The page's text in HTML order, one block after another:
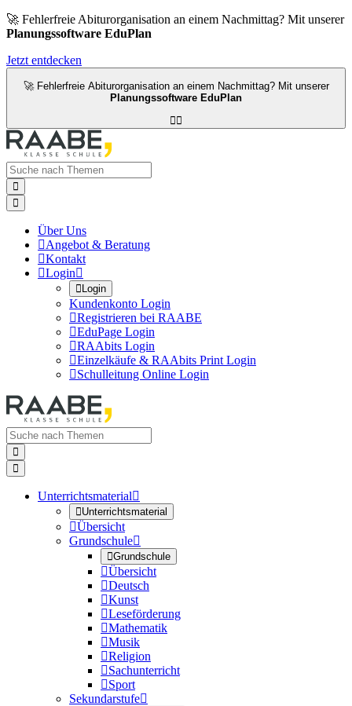
🚀 Fehlerfreie Abiturorganisation an einem Nachmittag? Mit unserer
Planungssoftware EduPlan
Jetzt entdecken
🚀 Fehlerfreie Abiturorganisation an einem Nachmittag? Mit unserer
Planungssoftware EduPlan



Über Uns
Angebot & Beratung
Kontakt
Login
Login
Kundenkonto Login
Registrieren bei RAABE
EduPage Login
RAAbits Login
Einzelkäufe & RAAbits Print Login
Schulleitung Online Login


Unterrichtsmaterial
Unterrichtsmaterial
Übersicht
Grundschule
Grundschule
Übersicht
Deutsch
Kunst
Leseförderung
Mathematik
Musik
Religion
Sachunterricht
Sport
Sekundarstufe